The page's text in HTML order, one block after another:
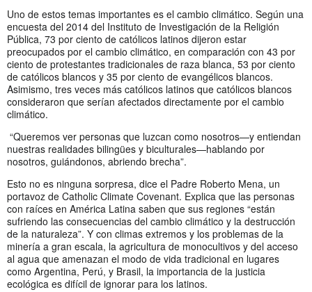
Uno de estos temas importantes es el cambio climático. Según una
encuesta del 2014 del Instituto de Investigación de la Religión
Pública, 73 por ciento de católicos latinos dijeron estar
preocupados por el cambio climático, en comparación con 43 por
ciento de protestantes tradicionales de raza blanca, 53 por ciento
de católicos blancos y 35 por ciento de evangélicos blancos.
Asimismo, tres veces más católicos latinos que católicos blancos
consideraron que serían afectados directamente por el cambio
climático.
“Queremos ver personas que luzcan como nosotros—y entiendan
nuestras realidades bilingües y biculturales—hablando por
nosotros, guiándonos, abriendo brecha”.
Esto no es ninguna sorpresa, dice el Padre Roberto Mena, un
portavoz de Catholic Climate Covenant. Explica que las personas
con raíces en América Latina saben que sus regiones “están
sufriendo las consecuencias del cambio climático y la destrucción
de la naturaleza”. Y con climas extremos y los problemas de la
minería a gran escala, la agricultura de monocultivos y del acceso
al agua que amenazan el modo de vida tradicional en lugares
como Argentina, Perú, y Brasil, la importancia de la justicia
ecológica es difícil de ignorar para los latinos.